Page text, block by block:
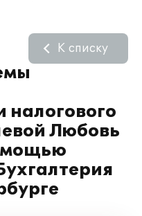
налогового
Любовь
К списку